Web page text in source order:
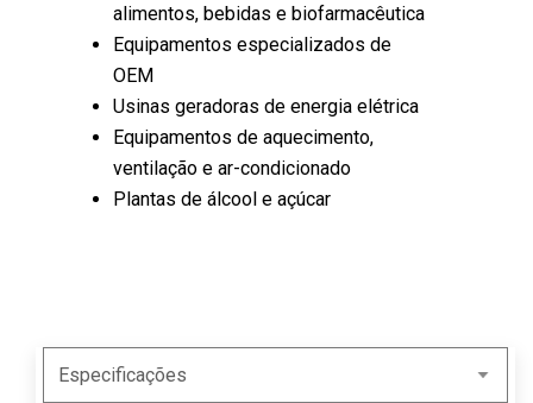
alimentos, bebidas e biofarmacêutica
Equipamentos especializados de
OEM
Usinas geradoras de energia elétrica
Equipamentos de aquecimento,
ventilação e ar-condicionado
Plantas de álcool e açúcar